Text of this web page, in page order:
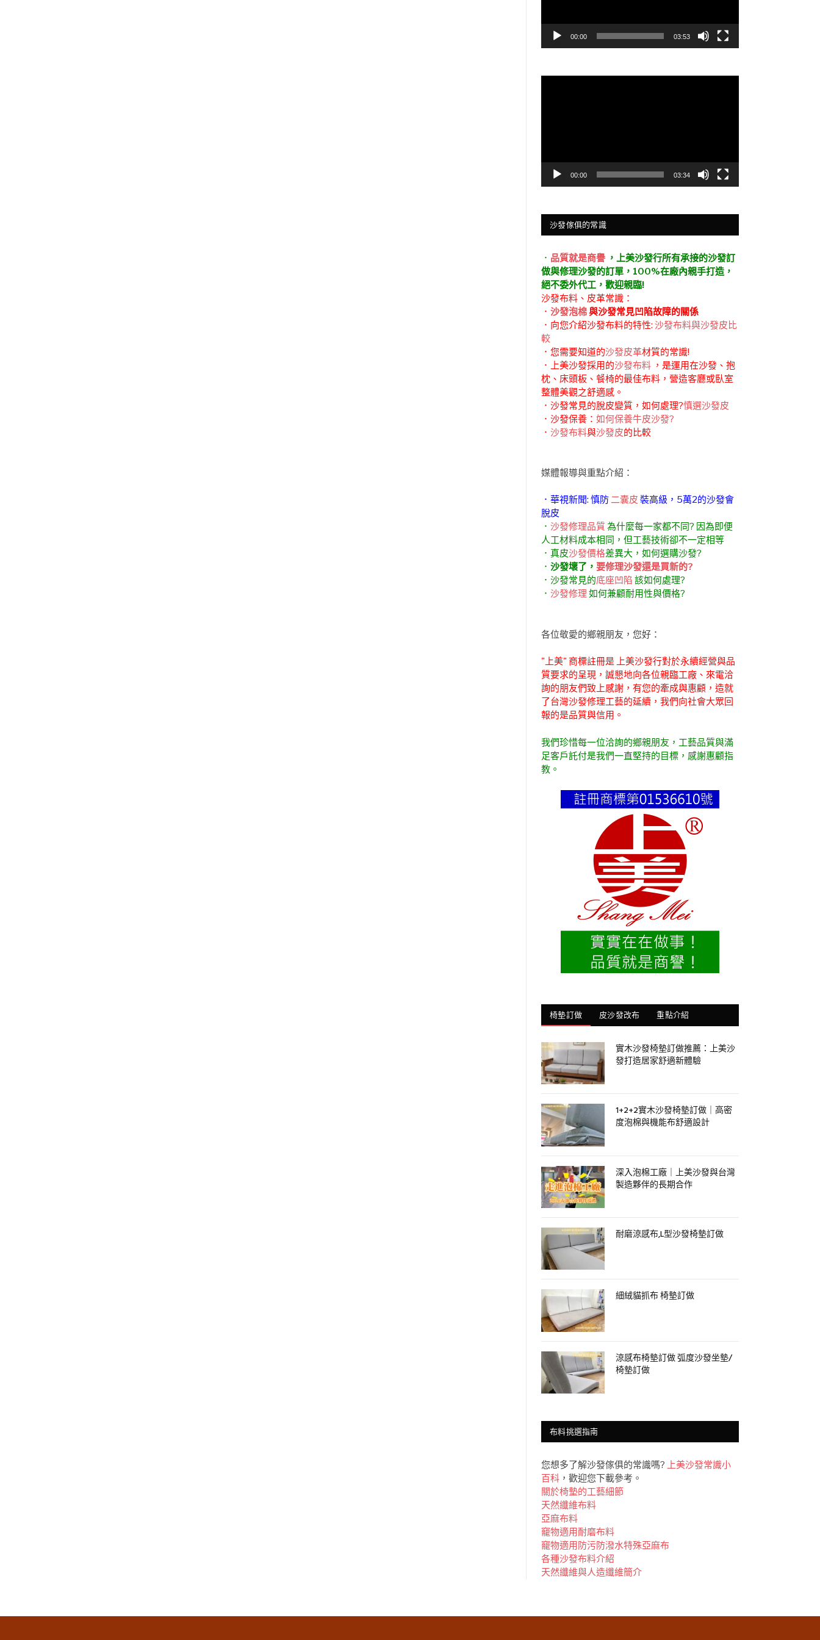
00:00 03:53
00:00 03:34
沙發傢俱的常識
． 品質就是商譽 ，上美沙發行所有承接的沙發訂
做與修理沙發的訂單，100%在廠內親手打造，
絕不委外代工，歡迎親臨!
沙發布料、皮革常識：
． 沙發泡棉與沙發常見凹陷故障的關係
．向您介紹沙發布料的特性: 沙發布料與沙發皮比
較
．您需要知道的沙發皮革材質的常識!
．上美沙發採用的沙發布料 ，是運用在沙發、抱
枕、床頭板、餐椅的最佳布料，營造客廳或臥室
整體美觀之舒適感。
．沙發常見的脫皮變質，如何處理?慎選沙發皮
．沙發保養： 如何保養牛皮沙發?
． 沙發布料與沙發皮的比較
媒體報導與重點介紹：
．華視新聞: 慎防二囊皮 裝高級，5萬2的沙發會
脫皮
． 沙發修理品質為什麼每一家都不同? 因為即便
人工材料成本相同，但工藝技術卻不一定相等
．真皮沙發價格差異大，如何選購沙發?
． 沙發壞了， 要修理沙發還是買新的?
．沙發常見的底座凹陷 該如何處理?
． 沙發修理 如何兼顧耐用性與價格?
各位敬愛的鄉親朋友，您好：
"上美" 商標註冊是 上美沙發行對於永續經營與品
質要求的呈現，誠懇地向各位親臨工廠、來電洽
詢的朋友們致上感謝，有您的牽成與惠顧，造就
了台灣沙發修理工藝的延續，我們向社會大眾回
報的是品質與信用。
我們珍惜每一位洽詢的鄉親朋友，工藝品質與滿
足客戶託付是我們一直堅持的目標，感謝惠顧指
教。
椅墊訂做 皮沙發改布 重點介紹
實木沙發椅墊訂做推薦：上美沙
發打造居家舒適新體驗
1+2+2實木沙發椅墊訂做｜高密
度泡棉與機能布舒適設計
深入泡棉工廠｜上美沙發與台灣
製造夥伴的長期合作
耐磨涼感布,L型沙發椅墊訂做
細絨貓抓布 椅墊訂做
涼感布椅墊訂做 弧度沙發坐墊/
椅墊訂做
布料挑選指南
您想多了解沙發傢俱的常識嗎?
上美沙發常識小
百科 ，歡迎您下載參考。
關於椅墊的工藝細節
天然纖維布料
亞麻布料
竉物適用耐磨布料
竉物適用防污防潑水特殊亞麻布
各種沙發布料介紹
天然纖維與人造纖維簡介